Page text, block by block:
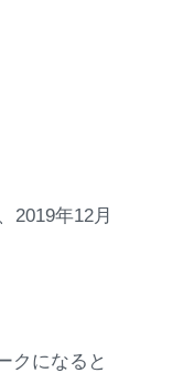
2019年12月
クになると